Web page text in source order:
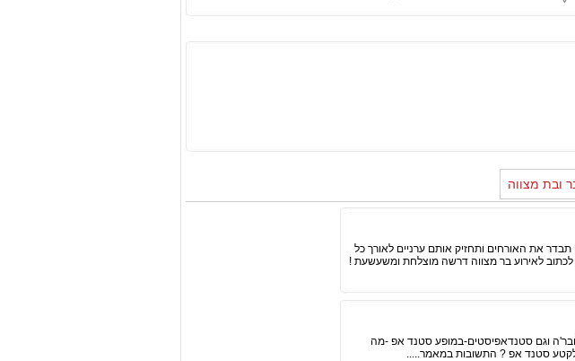
ובת מצווה
את האורחים ותחזיק אותם ערניים לאורך כל
לכתוב לאירוע בר מצווה דרשה מוצלחת ומשעשעת !
וגם סטנדאפיסטים-במופע סטנד אפ -מה
לקטע סטנד אפ ? התשובות במאמר.....